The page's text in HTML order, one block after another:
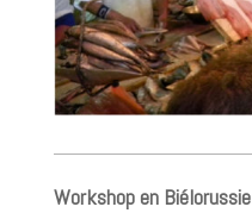
Workshop en Biélorussie